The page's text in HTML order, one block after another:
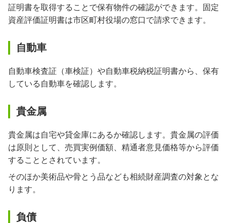
証明書を取得することで保有物件の確認ができます。固定
資産評価証明書は市区町村役場の窓口で請求できます。
自動車
自動車検査証（車検証）や自動車税納税証明書から、保有
している自動車を確認します。
貴金属
貴金属は自宅や貸金庫にあるか確認します。貴金属の評価
は原則として、売買実例価額、精通者意見価格等から評価
することとされています。
そのほか美術品や骨とう品なども相続財産調査の対象とな
ります。
負債